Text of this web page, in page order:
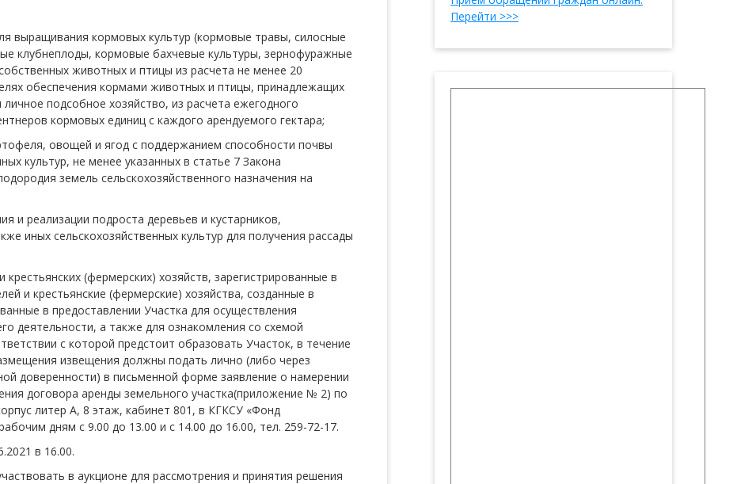
выращивания кормовых культур (кормовые травы, силосные
клубнеплоды, кормовые бахчевые культуры, зернофуражные
животных и птицы из расчета не менее 20
обеспечения кормами животных и птицы, принадлежащих
подсобное хозяйство, из расчета ежегодного
кормовых единиц с каждого арендуемого гектара;
овощей и ягод с поддержанием способности почвы
культур, не менее указанных в статье 7 Закона
земель сельскохозяйственного назначения на
и реализации подроста деревьев и кустарников,
иных сельскохозяйственных культур для получения рассады
(фермерских) хозяйств, зарегистрированные в
и крестьянские (фермерские) хозяйства, созданные в
в предоставлении Участка для осуществления
деятельности, а также для ознакомления со схемой
с которой предстоит образовать Участок, в течение
извещения должны подать лично (либо через
доверенности) в письменной форме заявление о намерении
договора аренды земельного участка(приложение № 2) по
литер А, 8 этаж, кабинет 801, в КГКСУ «Фонд
дням с 9.00 до 13.00 и с 14.00 до 16.00, тел. 259-72-17.
в 16.00.
в аукционе для рассмотрения и принятия решения
Перейти >>>